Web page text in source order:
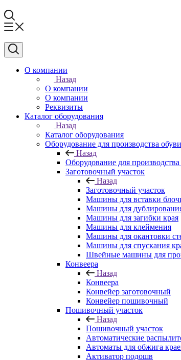
О компании
Назад
О компании
О компании
Реквизиты
Каталог оборудования
Назад
Каталог оборудования
Оборудование для производства обуви
Назад
Оборудование для производства
Заготовочный участок
Назад
Заготовочный участок
Машины для вставки
Машины для
Машины для загибки края
Машины для клеймения
Машины для окантовки
Машины для спускания
Швейные машины для
Конвеера
Назад
Конвеера
Конвейер заготовочный
Конвейер пошивочный
Пошивочный участок
Назад
Пошивочный участок
Автоматические
Автоматы для обжига
Активатор подошв